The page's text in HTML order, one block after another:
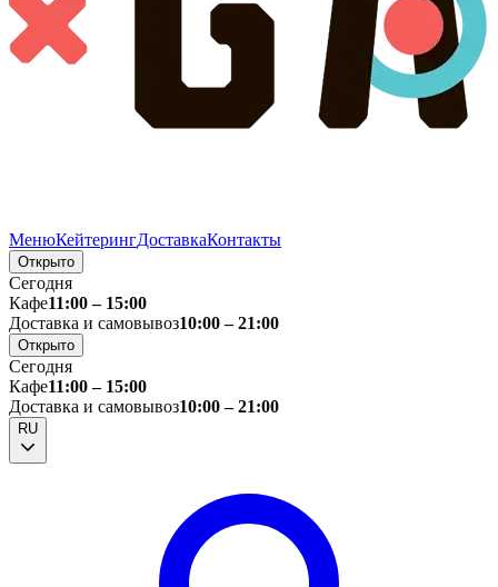
МенюКейтерингДоставкаКонтакты
Открыто
Сегодня
Кафе11:00 – 15:00
Доставка и самовывоз10:00 – 21:00
Открыто
Сегодня
Кафе11:00 – 15:00
Доставка и самовывоз10:00 – 21:00
RU